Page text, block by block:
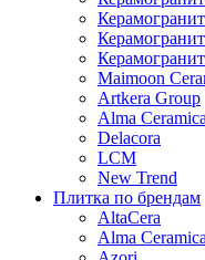
Maimoon
Artkera Group
Alma Ceramica
Delacora
LCM
New Trend
Плитка по брендам
AltaCera
Аlma Ceramica